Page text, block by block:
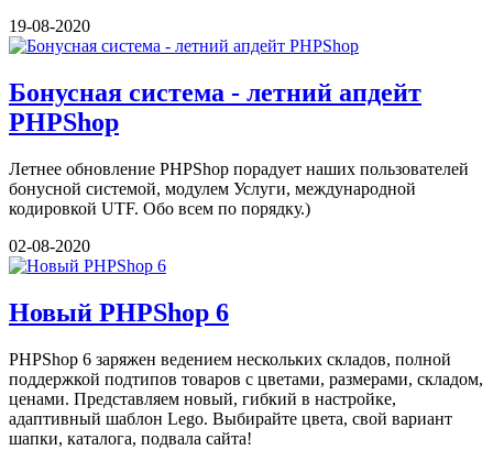
19-08-2020
Бонусная система - летний апдейт
PHPShop
Летнее обновление PHPShop порадует наших пользователей
бонусной системой, модулем Услуги, международной
кодировкой UTF. Обо всем по порядку.)
02-08-2020
Новый PHPShop 6
PHPShop 6 заряжен ведением нескольких складов, полной
поддержкой подтипов товаров с цветами, размерами, складом,
ценами. Представляем новый, гибкий в настройке,
адаптивный шаблон Lego. Выбирайте цвета, свой вариант
шапки, каталога, подвала сайта!